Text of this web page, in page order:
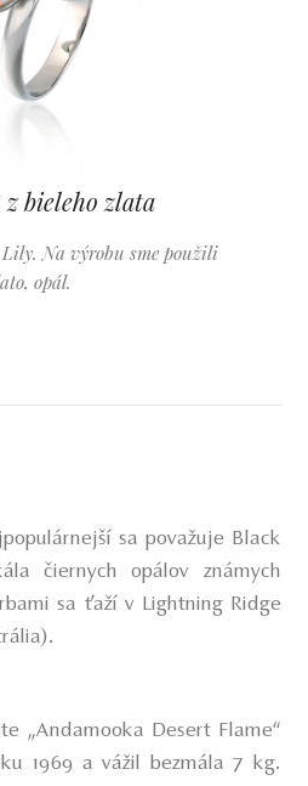
bieleho zlata
Lily. Na výrobu sme použili
opál.
sa považuje Black
čiernych opálov známych
sa ťaží v Lightning Ridge
„Andamooka Desert Flame“
1969 a vážil bezmála 7 kg.